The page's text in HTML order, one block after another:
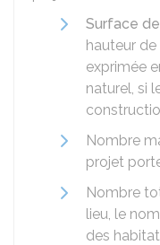
Surface
hauteur
exprimée
naturel, si
Nombre
projet
Nombre
lieu, le
des